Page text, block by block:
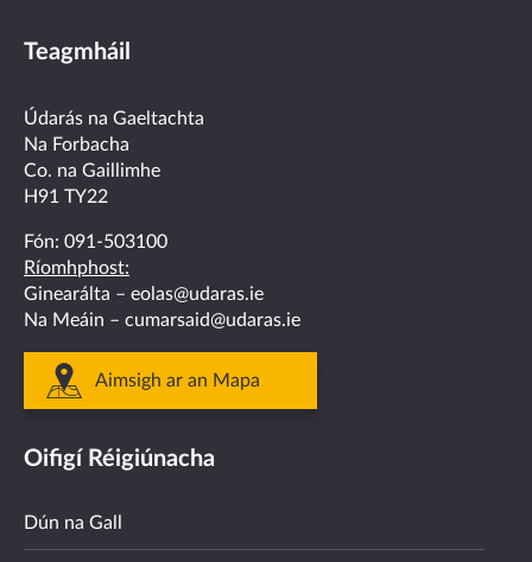
on
facebook
on
twitterlinkedin
Teagmháil
Údarás na Gaeltachta
Na Forbacha
Co. na Gaillimhe
H91 TY22
Fón: 091-503100
Ríomhphost:
Ginearálta – eolas@udaras.ie
Na Meáin – cumarsaid@udaras.ie
Aimsigh ar an Mapa
Oifigí Réigiúnacha
Dún na Gall